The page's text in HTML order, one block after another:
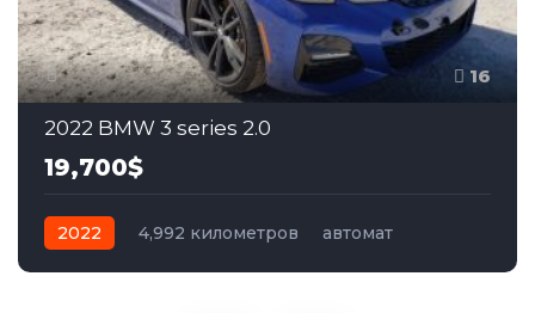
16
2022 BMW 3 series 2.0
19,700$
2022 4,992 километров
автомат